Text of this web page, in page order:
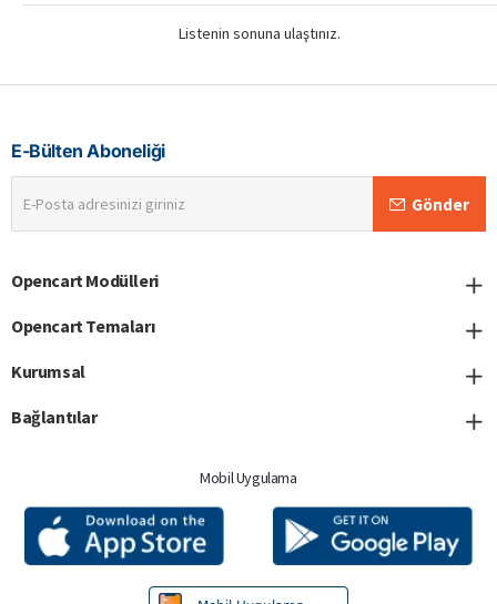
Listenin sonuna ulaştınız.
E-Bülten Aboneliği
Posta
adresinizi
Gönder
Opencart Modülleri
Opencart Temaları
Kurumsal
Bağlantılar
Mobil Uygulama